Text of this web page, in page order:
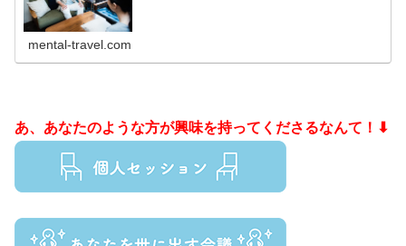
mental-travel.com
あ、あなたのような方が興味を持ってくださるなんて！⬇